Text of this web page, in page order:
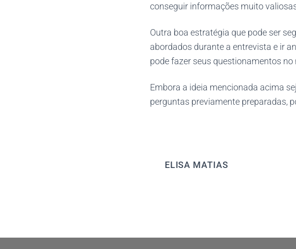
conseguir informações muito
Outra boa estratégia que pode ser
abordados durante a entrevista e ir
pode fazer seus questionamentos
Embora a ideia mencionada acima
perguntas previamente preparadas,
ELISA MATIAS